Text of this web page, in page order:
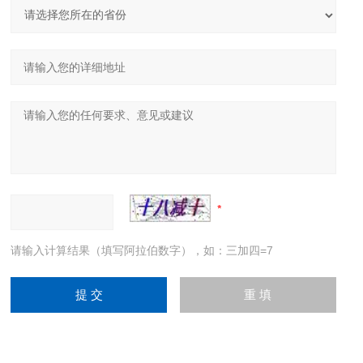
请输入计算结果（填写阿拉伯数字），如：三加四=7